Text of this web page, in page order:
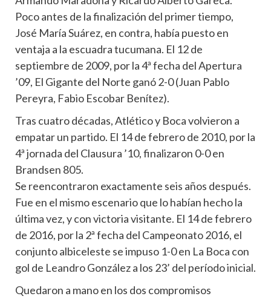
Poco antes de la finalización del primer tiempo,
José María Suárez, en contra, había puesto en
ventaja a la escuadra tucumana. El 12 de
septiembre de 2009, por la 4ª fecha del Apertura
’09, El Gigante del Norte ganó 2-0 (Juan Pablo
Pereyra, Fabio Escobar Benítez).
Tras cuatro décadas, Atlético y Boca volvieron a
empatar un partido. El 14 de febrero de 2010, por la
4ª jornada del Clausura ’10, finalizaron 0-0 en
Brandsen 805.
Se reencontraron exactamente seis años después.
Fue en el mismo escenario que lo habían hecho la
última vez, y con victoria visitante. El 14 de febrero
de 2016, por la 2ª fecha del Campeonato 2016, el
conjunto albiceleste se impuso 1-0 en La Boca con
gol de Leandro González a los 23’ del período inicial.
Quedaron a mano en los dos compromisos